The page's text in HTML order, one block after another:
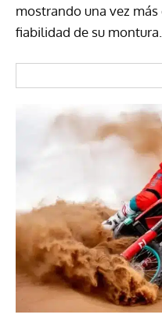
mostrando una vez
fiabilidad de su montura.